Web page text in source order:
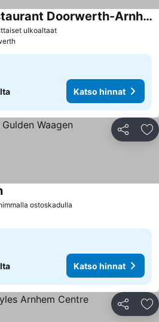
ulkoaltaatKatso hinnat
Fletcher Hotel-Restaurant Doorwerth-Arnhem
Katso hinnat
Jaa
ostoskadulla
Katso hinnat
Katso hinnat
Jaa